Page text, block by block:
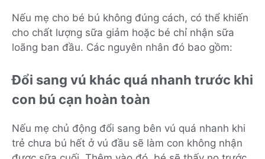
Nếu mẹ cho bé bú không đúng cách, có thể khiến
cho chất lượng sữa giảm hoặc bé chỉ nhận sữa
loãng ban đầu. Các nguyên nhân đó bao gồm:
Đổi sang vú khác quá nhanh trước khi
con bú cạn hoàn toàn
Nếu mẹ chủ động đổi sang bên vú quá nhanh khi
trẻ chưa bú hết ở vú đầu sẽ làm con không nhận